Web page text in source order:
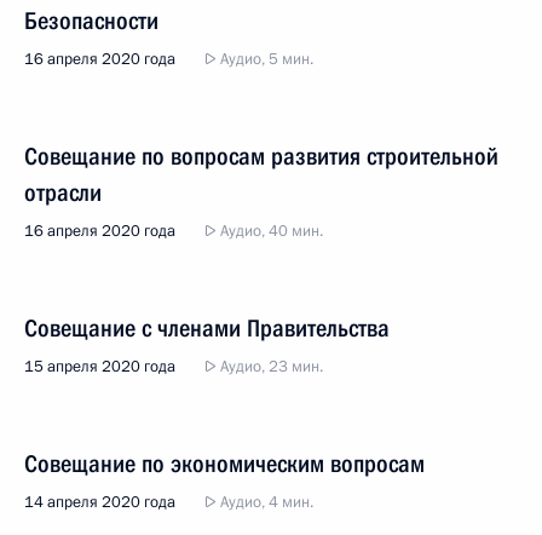
Безопасности
16 апреля 2020 года Аудио, 5 мин.
Совещание по вопросам развития строительной
отрасли
16 апреля 2020 года Аудио, 40 мин.
Совещание с членами Правительства
15 апреля 2020 года Аудио, 23 мин.
Совещание по экономическим вопросам
14 апреля 2020 года Аудио, 4 мин.